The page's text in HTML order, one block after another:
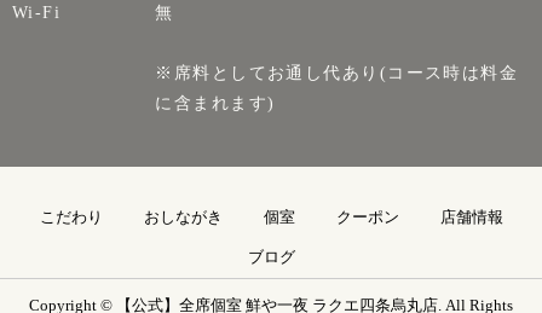
Wi-Fi
無
※席料としてお通し代あり(コース時は料金
に含まれます)
こだわり おしながき 個室 クーポン 店舗情報
ブログ
Copyright © 【公式】全席個室 鮮や一夜 ラクエ四条烏丸店. All Rights